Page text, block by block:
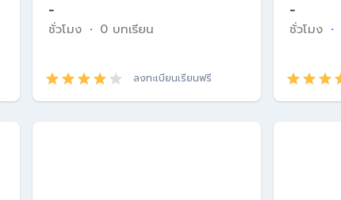
-
ชั่วโมง · 0 บทเรียน
ลงทะเบียนเรียนฟรี
-
ชั่วโมง ·